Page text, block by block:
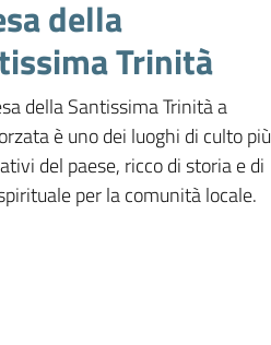
della
Trinità
della Santissima Trinità a
è uno dei luoghi di culto più
del paese, ricco di storia e di
per la comunità locale.